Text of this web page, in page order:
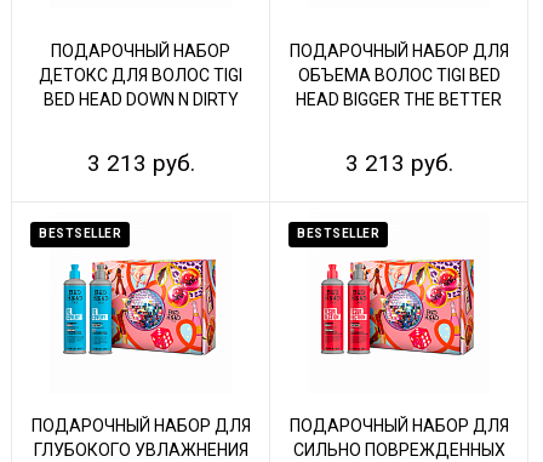
ПОДАРОЧНЫЙ НАБОР
ДЕТОКС ДЛЯ ВОЛОС TIGI
BED HEAD DOWN N DIRTY
3 213 руб.
ПОДАРОЧНЫЙ НАБОР ДЛЯ
ОБЪЕМА ВОЛОС TIGI BED
HEAD BIGGER THE BETTER
3 213 руб.
BESTSELLER
ПОДАРОЧНЫЙ НАБОР ДЛЯ
ГЛУБОКОГО УВЛАЖНЕНИЯ
BESTSELLER
ПОДАРОЧНЫЙ НАБОР ДЛЯ
СИЛЬНО ПОВРЕЖДЕННЫХ